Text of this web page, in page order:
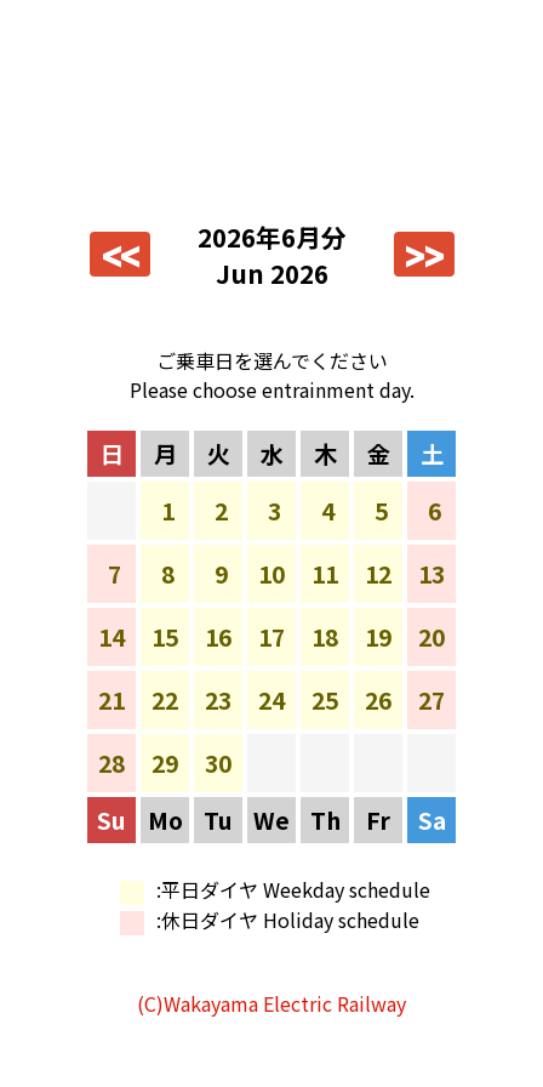
<<
2026年6月分
Jun 2026
>>
ご乗車日を選んでください
Please choose entrainment day.
日 月 火 水 木 金
土
1
2 3 4 5
6
7
8 9 10 11 12
13
14
15 16 17 18 19
20
21
22 23 24 25 26
27
28
29
30
Su
Mo Tu We Th Fr Sa
:平日ダイヤ Weekday schedule
:休日ダイヤ Holiday schedule
(C)Wakayama Electric Railway